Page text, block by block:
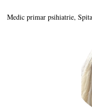
Medic primar psihiatrie,